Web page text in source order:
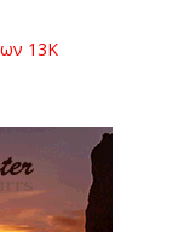
13Κ